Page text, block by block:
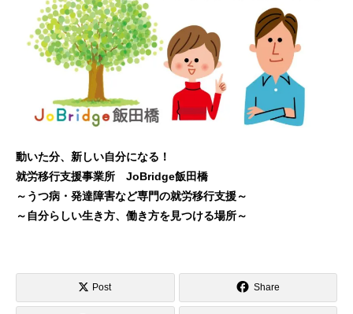
動いた分、新しい自分になる！
就労移行支援事業所 JoBridge飯田橋
～うつ病・発達障害など専門の就労移行支援～
～自分らしい生き方、働き方を見つける場所～
Post Share